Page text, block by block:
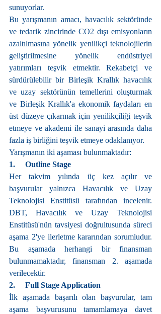
sunuyorlar.
Bu yarışmanın amacı, havacılık sektöründe
ve tedarik zincirinde CO2 dışı emisyonların
azaltılmasına yönelik yenilikçi teknolojilerin
geliştirilmesine yönelik endüstriyel
yatırımları teşvik etmektir. Rekabetçi ve
sürdürülebilir bir Birleşik Krallık havacılık
ve uzay sektörünün temellerini oluşturmak
ve Birleşik Krallık'a ekonomik faydaları en
üst düzeye çıkarmak için yenilikçiliği teşvik
etmeye ve akademi ile sanayi arasında daha
fazla iş birliğini teşvik etmeye odaklanıyor.
Yarışmanın iki aşaması bulunmaktadır:
1.     Outline Stage
Her takvim yılında üç kez açılır ve
başvurular yalnızca Havacılık ve Uzay
Teknolojisi Enstitüsü tarafından incelenir.
DBT, Havacılık ve Uzay Teknolojisi
Enstitüsü'nün tavsiyesi doğrultusunda süreci
aşama 2'ye ilerletme kararından sorumludur.
Bu aşamada herhangi bir finansman
bulunmamaktadır, finansman 2. aşamada
verilecektir.
2.     Full Stage Application
İlk aşamada başarılı olan başvurular, tam
aşama başvurusunu tamamlamaya davet